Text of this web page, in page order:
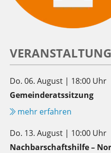
Do. 06. August | 18:00 Uhr
Gemeinderatssitzung
mehr erfahren
Do. 13. August | 10:00 Uhr
Nachbarschaftshilfe –